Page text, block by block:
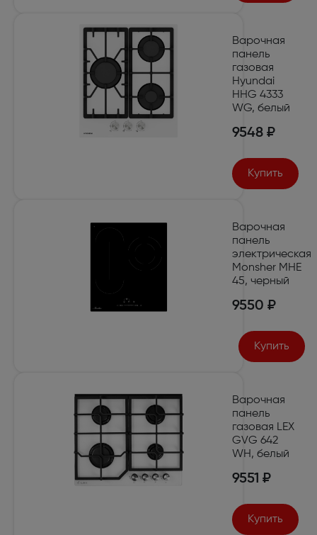
Варочная
панель
газовая
Hyundai
HHG 4333
WG, белый
9548 ₽
Купить
Варочная
панель
электрическая
Monsher MHE
45, черный
9550 ₽
Купить
Варочная
панель
газовая LEX
GVG 642
WH, белый
9551 ₽
Купить